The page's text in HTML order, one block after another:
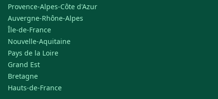
Provence-Alpes-Côte d'Azur
Auvergne-Rhône-Alpes
Île-de-France
Nouvelle-Aquitaine
Pays de la Loire
Grand Est
Bretagne
Hauts-de-France